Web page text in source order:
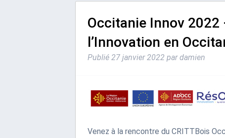
Occitanie Innov
l’Innovation en
Publié 27 janvier 2022 par damien
Venez à la rencontre du CRITTBois